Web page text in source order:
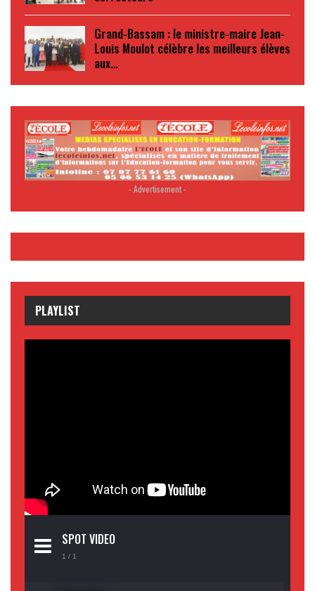
Grand-Bassam : le ministre-maire Jean-
Louis Moulot célèbre les meilleurs élèves
aux…
- Advertisement -
PLAYLIST
SPOT VIDEO
1 / 1